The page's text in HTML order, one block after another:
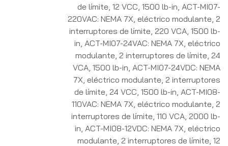
de límite, 12 VCC, 1500 lb-in ACT-MI07-
220VAC: NEMA 7X, eléctrico modulante, 2
interruptores de límite, 220 VCA, 1500 lb-
in ACT-MI07-24VAC: NEMA 7X, eléctrico
modulante, 2 interruptores de límite, 24
VCA, 1500 lb-in ACT-MI07-24VDC: NEMA
7X, eléctrico modulante, 2 interruptores
de límite, 24 VCC, 1500 lb-in ACT-MI08-
110VAC: NEMA 7X, eléctrico modulante, 2
interruptores de límite, 110 VCA, 2000 lb-
in ACT-MI08-12VDC: NEMA 7X, eléctrico
modulante, 2 interruptores de límite, 12